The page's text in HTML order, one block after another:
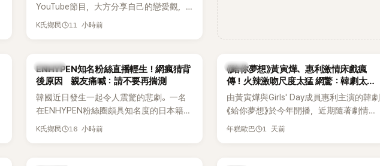
YouTube節目，大方分享自己的戀愛觀，
更首度坦承過去曾遭最好的朋友搶走男
K氏鄉民 11 小時前
K-POP
ENHYPEN知名粉絲直播輕生！網瘋猜背
後原因 親友痛喊：請不要再揣測
韓國近日發生一起令人震驚的悲劇。一名
在ENHYPEN粉絲圈頗具知名度的日本籍女
粉絲，日前在TikTok直播期間輕生，最終
K氏鄉民 16 小時前
韓劇
《給你夢想》黃寅燁、惠利激情床戲瘋
傳！火辣激吻尺度太猛 網驚：韓劇太敢
拍
由黃寅燁與Girls' Day成員惠利主演的韓劇
《給你夢想》於今年開播，近期隨著劇情進
入高潮，男女主角的感情線快速升溫。最
年糕歐巴 1 天前